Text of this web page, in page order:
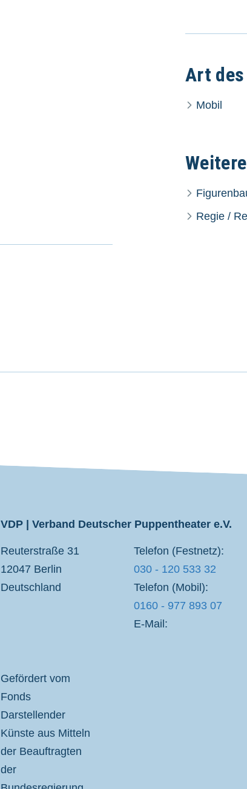
Art
Mobil
Regie /
VDP | Verband Deutscher Puppentheater e.V.
Reuterstraße 31
12047 Berlin
Deutschland
Telefon (Festnetz):
030 - 120 533 32
Telefon (Mobil):
0160 - 977 893 07
E-Mail:
Gefördert vom
Fonds
Darstellender
Künste aus Mitteln
der Beauftragten
der